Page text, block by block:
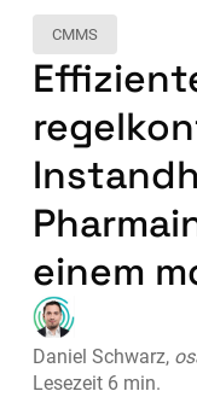
CMMS
einem
Daniel Schwarz,
Lesezeit 6 min.